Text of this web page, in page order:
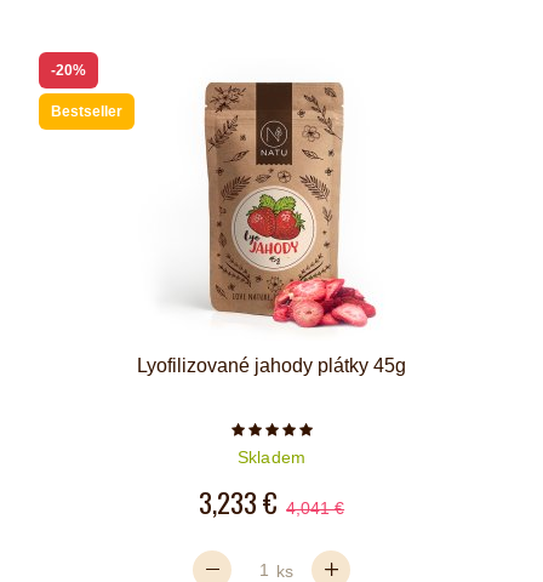
-20%
Bestseller
Lyofilizované jahody plátky 45g
Počet hvězdiček je 5 z 5
Skladem
3,233 € 4,041 €
ks